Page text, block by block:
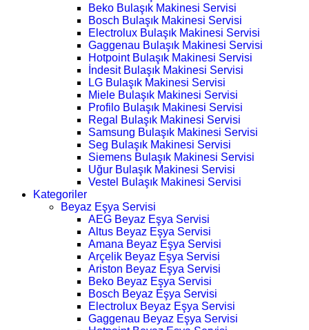
Beko Bulaşık Makinesi Servisi
Bosch Bulaşık Makinesi Servisi
Electrolux Bulaşık Makinesi Servisi
Gaggenau Bulaşık Makinesi Servisi
Hotpoint Bulaşık Makinesi Servisi
İndesit Bulaşık Makinesi Servisi
LG Bulaşık Makinesi Servisi
Miele Bulaşık Makinesi Servisi
Profilo Bulaşık Makinesi Servisi
Regal Bulaşık Makinesi Servisi
Samsung Bulaşık Makinesi Servisi
Seg Bulaşık Makinesi Servisi
Siemens Bulaşık Makinesi Servisi
Uğur Bulaşık Makinesi Servisi
Vestel Bulaşık Makinesi Servisi
Kategoriler
Beyaz Eşya Servisi
AEG Beyaz Eşya Servisi
Altus Beyaz Eşya Servisi
Amana Beyaz Eşya Servisi
Arçelik Beyaz Eşya Servisi
Ariston Beyaz Eşya Servisi
Beko Beyaz Eşya Servisi
Bosch Beyaz Eşya Servisi
Electrolux Beyaz Eşya Servisi
Gaggenau Beyaz Eşya Servisi